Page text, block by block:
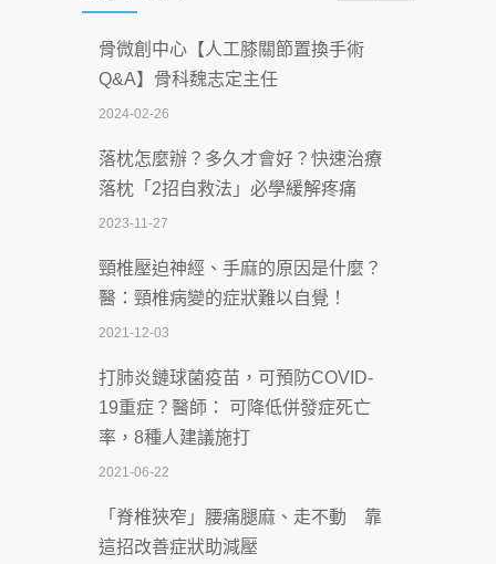
2026-07-08
沒菸酒也瀕臨洗腎？65歲男靠「這習
慣」逆轉腎功能 醫揭3招救命
2026-07-08
體溫飆破41度！醫連收兩例中暑病例：
致死率達8成
2026-07-07
深耕萬華55年 西園醫院回顧發展歷程與
智慧 醫療布局
2026-07-06
【115年臺北市「防癌保衛戰：健康好禮
一手刮」】 宣導
2026-07-02
2026-07-02
骨微創中心【人工膝關節置換手術
Q&A】骨科魏志定主任
2024-02-26
落枕怎麼辦？多久才會好？快速治療
落枕「2招自救法」必學緩解疼痛
2023-11-27
頸椎壓迫神經、手麻的原因是什麼？
醫：頸椎病變的症狀難以自覺！
2021-12-03
打肺炎鏈球菌疫苗，可預防COVID-
19重症？醫師： 可降低併發症死亡
率，8種人建議施打
2021-06-22
「脊椎狹窄」腰痛腿麻、走不動 靠
這招改善症狀助減壓